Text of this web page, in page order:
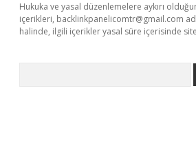
Hukuka ve yasal düzenlemelere aykırı
içerikleri, backlinkpanelicomtr@gmail.com
halinde, ilgili içerikler yasal süre içerisinde